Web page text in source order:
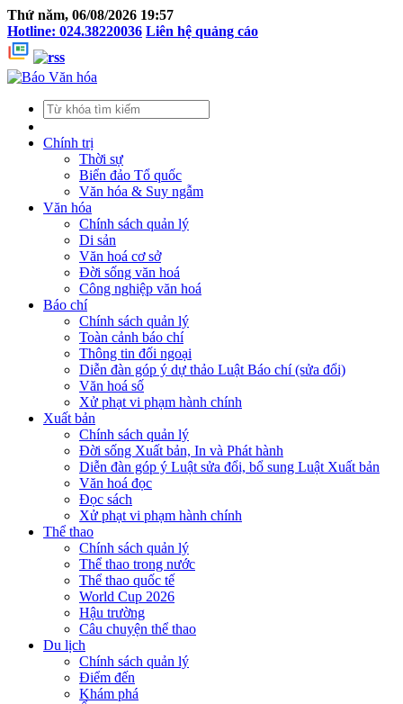
Thứ năm, 06/08/2026 19:57
Hotline: 024.38220036 Liên hệ quảng cáo
Chính trị
Thời sự
Biển đảo Tổ quốc
Văn hóa & Suy ngẫm
Văn hóa
Chính sách quản lý
Di sản
Văn hoá cơ sở
Đời sống văn hoá
Công nghiệp văn hoá
Báo chí
Chính sách quản lý
Toàn cảnh báo chí
Thông tin đối ngoại
Diễn đàn góp ý dự thảo Luật Báo chí (sửa đổi)
Văn hoá số
Xử phạt vi phạm hành chính
Xuất bản
Chính sách quản lý
Đời sống Xuất bản, In và Phát hành
Diễn đàn góp ý Luật sửa đổi, bổ sung Luật Xuất bản
Văn hoá đọc
Đọc sách
Xử phạt vi phạm hành chính
Thể thao
Chính sách quản lý
Thể thao trong nước
Thể thao quốc tế
World Cup 2026
Hậu trường
Câu chuyện thể thao
Du lịch
Chính sách quản lý
Điểm đến
Khám phá